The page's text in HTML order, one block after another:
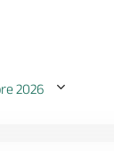
2026